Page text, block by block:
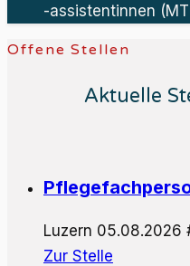
-assistentinnen
Offene Stellen
Aktuelle
Luzern 05.08.2026
Zur Stelle